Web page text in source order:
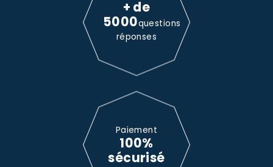
+ de
5000questions
réponses
Paiement
100%
sécurisé